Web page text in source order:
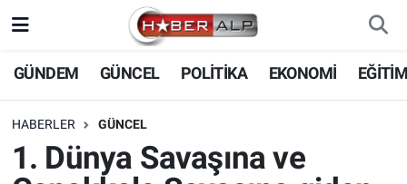
GÜNDEM GÜNCEL POLİTİKA EKONOMİ
HABERLER GÜNCEL
1. Dünya Savaşına ve
Nöbetçi Eczaneler
Hava Durumu
Trafik Durumu